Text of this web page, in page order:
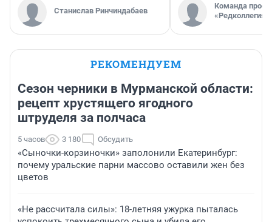
Станислав Ринчиндабаев
Команда
«Редколлегия»
РЕКОМЕНДУЕМ
Сезон черники в Мурманской области:
рецепт хрустящего ягодного
штруделя за полчаса
5 часов 3 180 Обсудить
«Сыночки-корзиночки» заполонили Екатеринбург:
почему уральские парни массово оставили жен без
цветов
«Не рассчитала силы»: 18-летняя ужурка пыталась